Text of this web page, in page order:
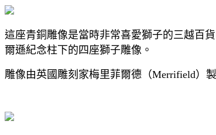
這座青銅雕像是當時非常喜愛獅子的三越百
爾遜紀念柱下的四座獅子雕像。
雕像由英國雕刻家梅里菲爾德（Merrifield）